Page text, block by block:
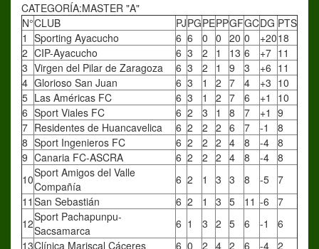
CATEGORÍA:MASTER "A"
N°CLUB PJPGPEPPGFGCDG PTS
1 Sporting Ayacucho 6 6 0 0 20 0 +2018
2 CIP-Ayacucho 6 3 2 1 13 6 +7 11
3 Virgen del Pilar de Zaragoza 6 3 2 1 9 3 +6 11
4 Glorioso San Juan 6 3 1 2 7 4 +3 10
5 Las Américas FC 6 3 1 2 7 6 +1
10
6 Sport Viales FC 6 2 3 1 8 7 +1 9
7 Residentes de Huancavelica 6 2 2 2 6 7 -1
8
8 Sport Ingenieros FC 6 2 2 2 4 8 -4 8
9 Canaria FC-ASCRA 6 2 2 2 4 8 -4 8
10Sport Amigos del Valle
Compañía
6 2 1 3 3 8 -5 7
11 San Sebastián 6 2 1 3 5 11 -6
7
12Sport Pachapunpu-
Sacsamarca
6 1 3 2 5 6 -1
6
13Clínica Mariscal Cáceres 6 0 2 4 2 6 -4 2